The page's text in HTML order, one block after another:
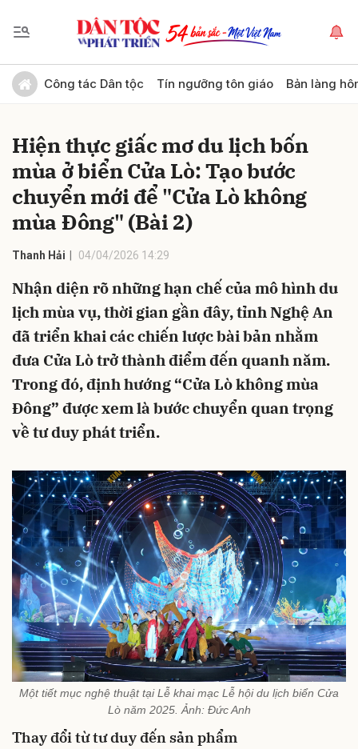
Công tác Dân tộc Tín ngưỡng tôn giáo Bản làng
Hiện thực giấc mơ du lịch bốn
mùa ở biển Cửa Lò: Tạo bước
chuyển mới để "Cửa Lò không
mùa Đông" (Bài 2)
Thanh Hải 04/04/2026 14:29
Nhận diện rõ những hạn chế của mô hình du
lịch mùa vụ, thời gian gần đây, tỉnh Nghệ An
đã triển khai các chiến lược bài bản nhằm
đưa Cửa Lò trở thành điểm đến quanh năm.
Trong đó, định hướng “Cửa Lò không mùa
Đông” được xem là bước chuyển quan trọng
về tư duy phát triển.
Một tiết mục nghệ thuật tại Lễ khai mạc Lễ hội du lịch biển Cửa
Lò năm 2025. Ảnh: Đức Anh
Thay đổi từ tư duy đến sản phẩm
Gửi bình luận